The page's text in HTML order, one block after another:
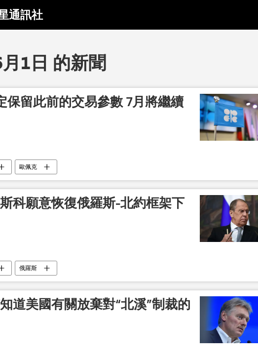
通訊社
1日 的新聞
保留此前的交易參數 7月將繼續
歐佩克
科願意恢復俄羅斯-北約框架下
俄羅斯
道美國有關放棄對“北溪”制裁的